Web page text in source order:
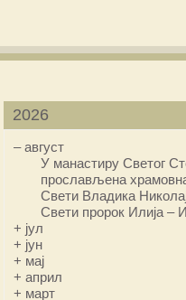
2026
–август
У манастиру Светог
прослављена
Свети Владика
Свети пророк Илија –
+ јул
+ јун
+ мај
+април
+ март